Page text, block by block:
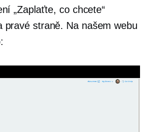
„Zaplaťte, co chcete“
pravé straně. Na našem webu